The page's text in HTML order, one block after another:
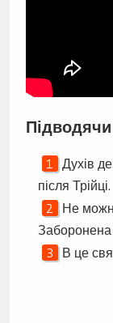
Духів
після Трійці.
Не
Заборонена
В це